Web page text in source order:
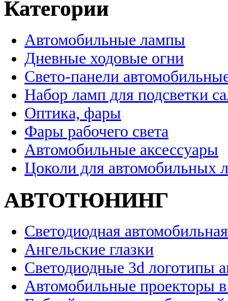
Категории
Автомобильные лампы
Дневные ходовые огни
Свето-панели
Набор ламп для подсветки
Оптика, фары
Фары рабочего света
Автомобильные аксессуары
Цоколи для автомобильных
АВТОТЮНИНГ
Светодиодная
Ангельские глазки
Светодиодные 3d логотипы
Автомобильные проекторы